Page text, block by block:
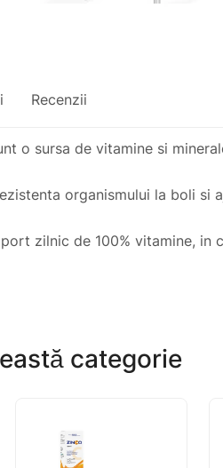
Recenzii
o sursa de vitamine si
organismului la boli
zilnic de 100% vitamine,
copiii de la varsta de 3 ani in
categorie